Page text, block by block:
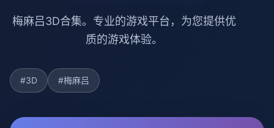
梅麻吕3D合集。专业的游戏平台，为您提供优
质的游戏体验。
#3D #梅麻吕